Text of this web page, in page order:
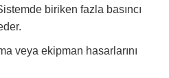
biriken fazla basıncı
veya ekipman hasarlarını